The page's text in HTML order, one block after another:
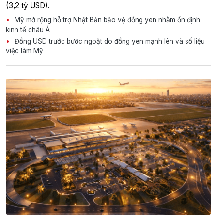
(3,2 tỷ USD).
Mỹ mở rộng hỗ trợ Nhật Bản bảo vệ đồng yen nhằm ổn định
kinh tế châu Á
Đồng USD trước bước ngoặt do đồng yen mạnh lên và số liệu
việc làm Mỹ